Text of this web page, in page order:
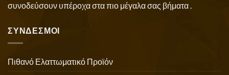
συνοδεύσουν υπέροχα στα πιο μέγαλα σας βήματα .
ΣΥΝΔΕΣΜΟΙ
Πιθανό Ελαττωματικό Προϊόν